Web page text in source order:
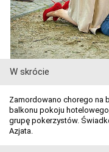
W skrócie
Zamordowano chorego na
balkonu pokoju
grupę pokerzystów.
Azjata.